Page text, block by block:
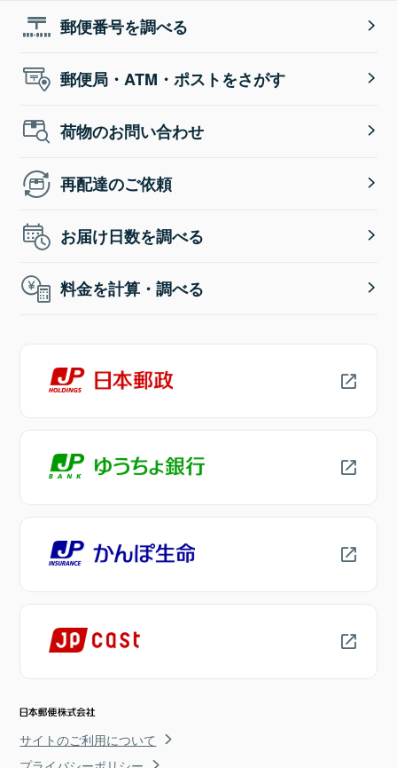
郵便番号を調べる
郵便局・ATM・ポストをさがす
荷物のお問い合わせ
再配達のご依頼
お届け日数を調べる
料金を計算・調べる
サイトのご利用について